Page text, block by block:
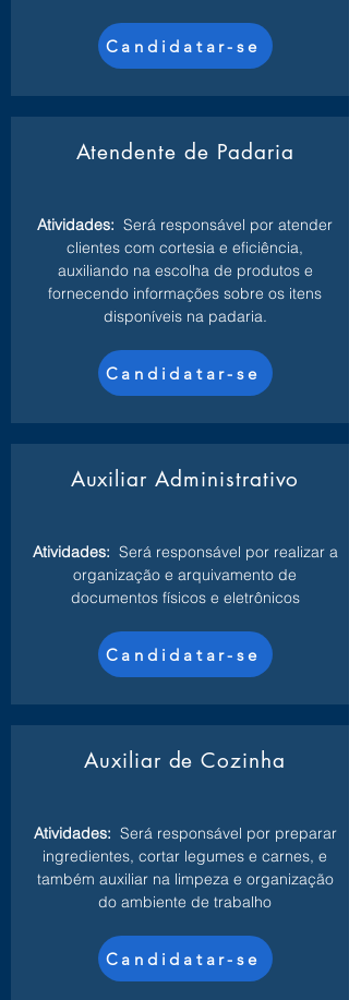
Candidatar-se
Atendente de Padaria
Atividades: Será responsável por atender
clientes com cortesia e eficiência,
auxiliando na escolha de produtos e
fornecendo informações sobre os itens
disponíveis na padaria.
Candidatar-se
Auxiliar Administrativo
Atividades: Será responsável por realizar a
organização e arquivamento de
documentos físicos e eletrônicos
Candidatar-se
Auxiliar de Cozinha
Atividades: Será responsável por preparar
ingredientes, cortar legumes e carnes, e
também auxiliar na limpeza e organização
do ambiente de trabalho
Candidatar-se